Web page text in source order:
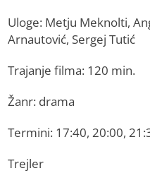
Uloge: Metju Meknolti,
Arnautović, Sergej Tutić
Trajanje filma: 120 min.
Žanr: drama
Termini: 17:40, 20:00,
Trejler